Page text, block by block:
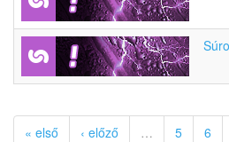
« első ‹ előző … 5 6